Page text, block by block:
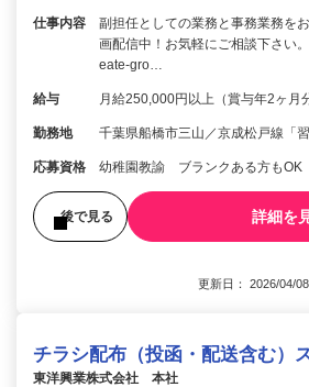
仕事内容
副担任としての業務と事務業務を
画配信中！お気軽にご相談下さい
eate-gro…
給与 月給250,000円以上（賞与年2ヶ月
勤務地 千葉県船橋市三山／京成松戸線「
応募資格 幼稚園教諭 ブランクある方もOK
後で見る 詳細を
更新日： 2026/04/
チラシ配布（投函・配送含む）
東洋興業株式会社 本社